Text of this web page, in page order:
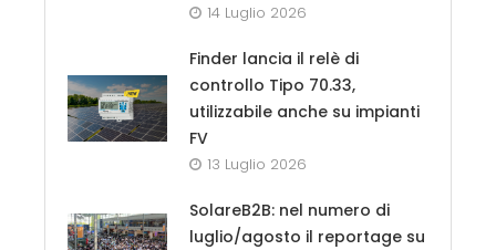
14 Luglio 2026
Finder lancia il relè di
controllo Tipo 70.33,
utilizzabile anche su impianti
FV
13 Luglio 2026
SolareB2B: nel numero di
luglio/agosto il reportage su